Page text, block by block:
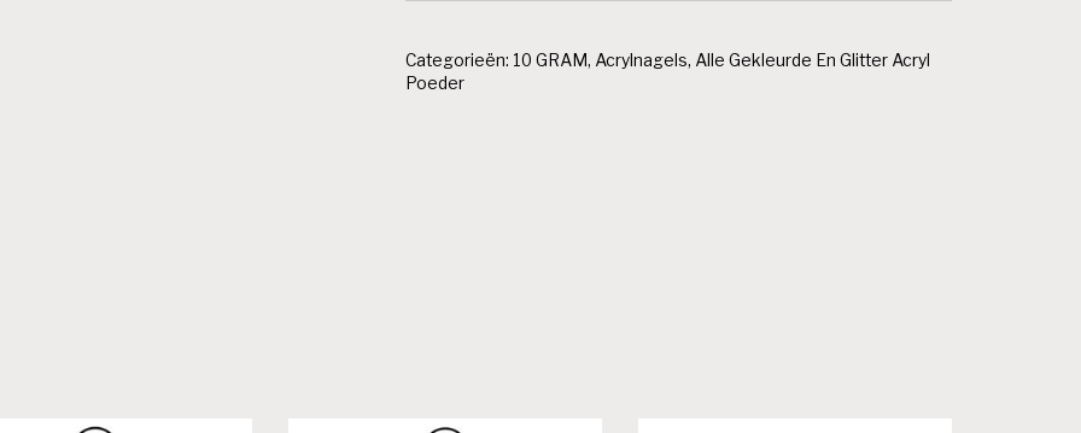
Categorieën: 10 GRAM, Acrylnagels, Alle Gekleurde En Glitter Acryl
Poeder